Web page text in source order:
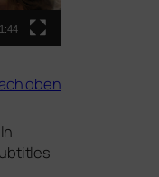
oben